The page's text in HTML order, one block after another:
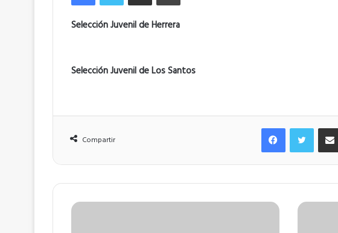
Selección Juvenil de Herrera
Selección Juvenil de Los Santos
Compartir
FacebookTwitter